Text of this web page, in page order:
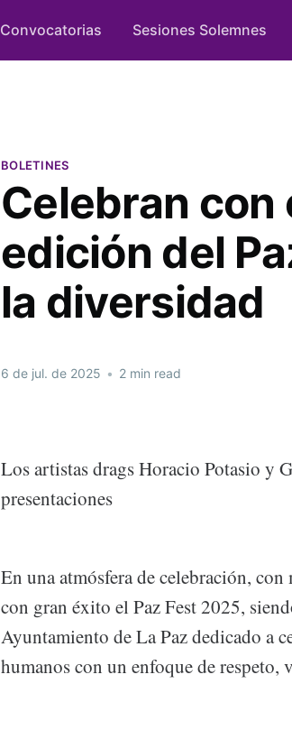
Convocatorias Sesiones Solemnes
BOLETINES
Celebran
edición del
la diversidad
6 de jul. de 2025 • 2 min read
Los artistas drags Horacio Potasio y
presentaciones
En una atmósfera de celebración,
con gran éxito el Paz Fest 2025,
Ayuntamiento de La Paz dedicado a
humanos con un enfoque de